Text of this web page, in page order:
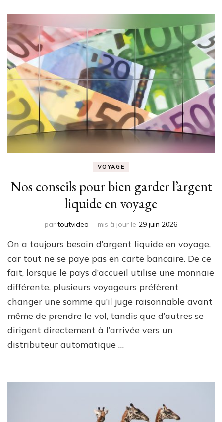
VOYAGE
Nos conseils pour bien garder l’argent
liquide en voyage
par toutvideo mis à jour le 29 juin 2026
On a toujours besoin d’argent liquide en voyage,
car tout ne se paye pas en carte bancaire. De ce
fait, lorsque le pays d’accueil utilise une monnaie
différente, plusieurs voyageurs préfèrent
changer une somme qu’il juge raisonnable avant
même de prendre le vol, tandis que d’autres se
dirigent directement à l’arrivée vers un
distributeur automatique …